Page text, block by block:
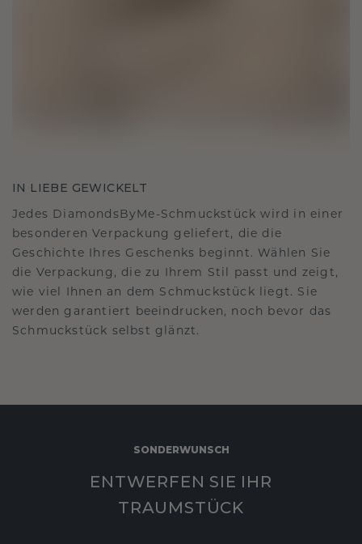
IN LIEBE GEWICKELT
Jedes DiamondsByMe-Schmuckstück wird in einer
besonderen Verpackung geliefert, die die
Geschichte Ihres Geschenks beginnt. Wählen Sie
die Verpackung, die zu Ihrem Stil passt und zeigt,
wie viel Ihnen an dem Schmuckstück liegt. Sie
werden garantiert beeindrucken, noch bevor das
Schmuckstück selbst glänzt.
SONDERWUNSCH
ENTWERFEN SIE IHR
TRAUMSTÜCK